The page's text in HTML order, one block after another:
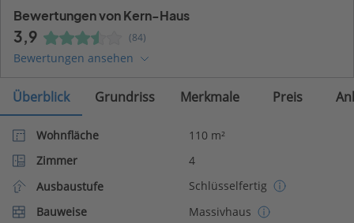
Bewertungen von Kern-Haus
3,9 (84)
Bewertungen ansehen
Überblick Grundriss Merkmale Preis
Wohnfläche
110 m²
Zimmer
4
Ausbaustufe
Schlüsselfertig
Bauweise
Massivhaus